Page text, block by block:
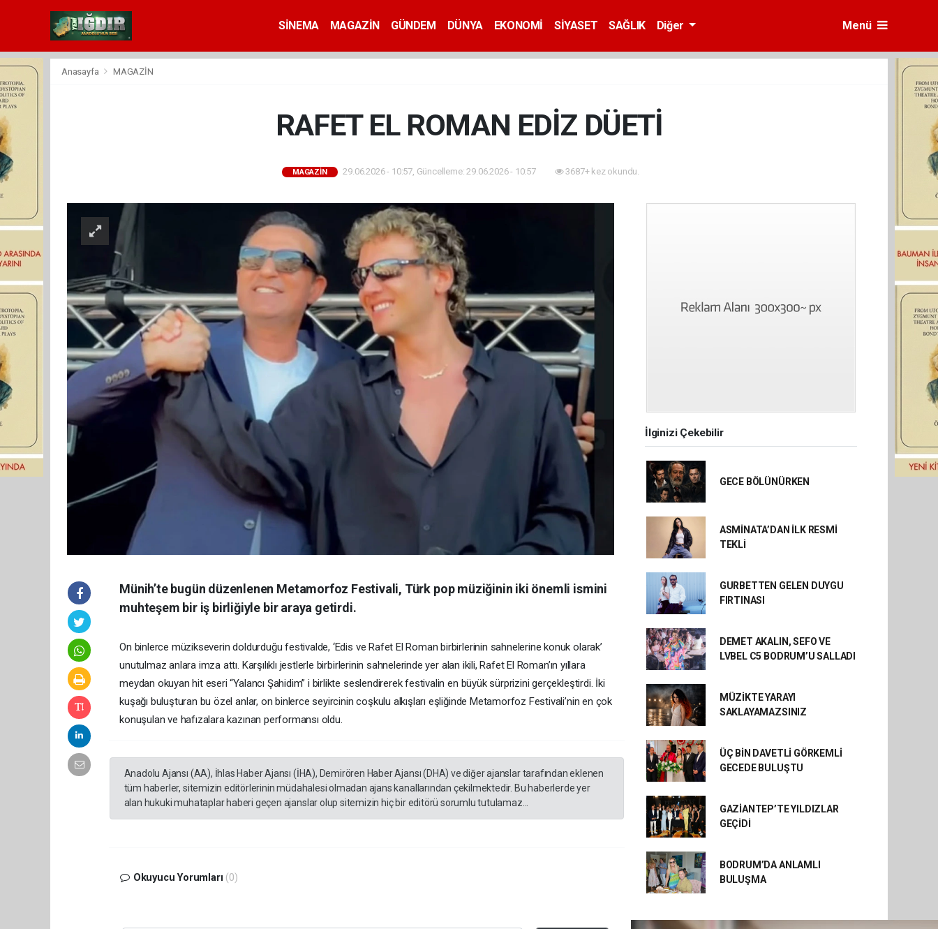
SİNEMA MAGAZİN GÜNDEM DÜNYA EKONOMİ SİYASET SAĞLIK Diğer Menü
Anasayfa MAGAZİN
RAFET EL ROMAN EDİZ DÜETİ
MAGAZİN 29.06.2026 - 10:57, Güncelleme: 29.06.2026 - 10:57 3687+ kez okundu.
Münih’te bugün düzenlenen Metamorfoz Festivali, Türk pop müziğinin iki önemli ismini
muhteşem bir iş birliğiyle bir araya getirdi.
On binlerce müzikseverin doldurduğu festivalde, ‘Edis ve Rafet El Roman birbirlerinin sahnelerine konuk olarak’
unutulmaz anlara imza attı. Karşılıklı jestlerle birbirlerinin sahnelerinde yer alan ikili, Rafet El Roman’ın yıllara
meydan okuyan hit eseri “Yalancı Şahidim” i birlikte seslendirerek festivalin en büyük sürprizini gerçekleştirdi. İki
kuşağı buluşturan bu özel anlar, on binlerce seyircinin coşkulu alkışları eşliğinde Metamorfoz Festivali’nin en çok
konuşulan ve hafızalara kazınan performansı oldu.
Anadolu Ajansı (AA), İhlas Haber Ajansı (İHA), Demirören Haber Ajansı (DHA) ve diğer ajanslar tarafından eklenen
tüm haberler, sitemizin editörlerinin müdahalesi olmadan ajans kanallarından çekilmektedir. Bu haberlerde yer
alan hukuki muhataplar haberi geçen ajanslar olup sitemizin hiç bir editörü sorumlu tutulamaz...
Okuyucu Yorumları (0)
İlginizi Çekebilir
GECE BÖLÜNÜRKEN
ASMİNATA’DAN İLK RESMİ
TEKLİ
GURBETTEN GELEN DUYGU
FIRTINASI
DEMET AKALIN, SEFO VE
LVBEL C5 BODRUM’U SALLADI
MÜZİKTE YARAYI
SAKLAYAMAZSINIZ
ÜÇ BİN DAVETLİ GÖRKEMLİ
GECEDE BULUŞTU
GAZİANTEP’TE YILDIZLAR
GEÇİDİ
BODRUM’DA ANLAMLI
BULUŞMA